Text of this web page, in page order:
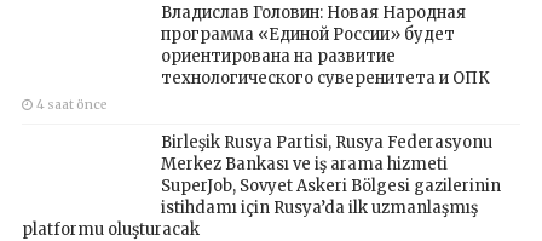
Владислав Головин: Новая Народная
программа «Единой России» будет
ориентирована на развитие
технологического суверенитета и ОПК
4 saat önce
Birleşik Rusya Partisi, Rusya Federasyonu
Merkez Bankası ve iş arama hizmeti
SuperJob, Sovyet Askeri Bölgesi gazilerinin
istihdamı için Rusya’da ilk uzmanlaşmış
platformu oluşturacak